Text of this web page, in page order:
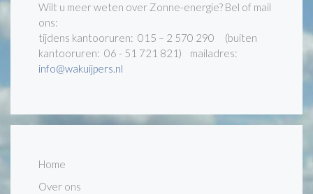
Wilt u meer weten over Zonne-energie? Bel of mail
ons:
tijdens kantooruren: 015 – 2 570 290 (buiten
kantooruren: 06 - 51 721 821) mailadres:
info@wakuijpers.nl
Home
Over ons